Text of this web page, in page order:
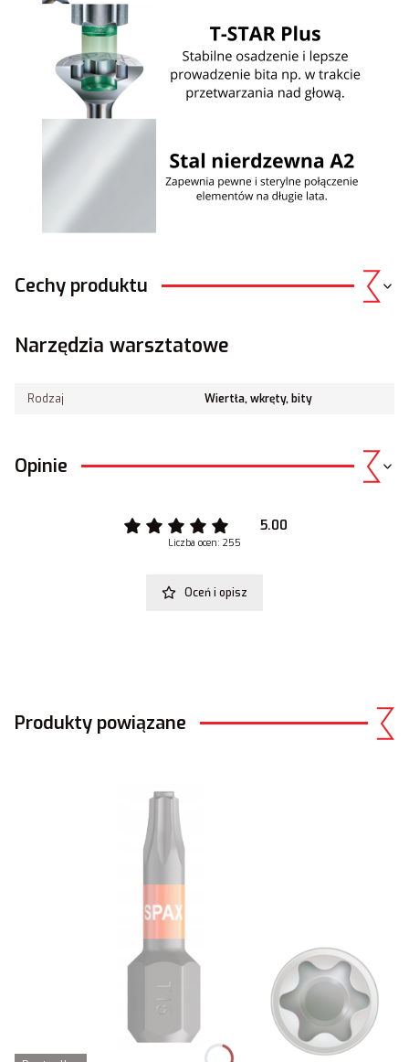
Cechy produktu
Narzędzia warsztatowe
Rodzaj Wiertła, wkręty, bity
Opinie
5.00
Liczba ocen: 255
Oceń i opisz
Produkty powiązane